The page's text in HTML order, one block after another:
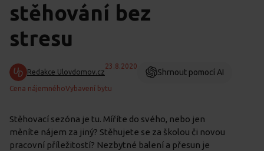
stěhování bez
stresu
Redakce Ulovdomov.cz
23.8.2020
Shrnout pomocí AI
Cena nájemnéhoVybavení bytu
Stěhovací sezóna je tu. Míříte do svého, nebo jen
měníte nájem za jiný? Stěhujete se za školou či novou
pracovní příležitostí? Nezbytné balení a přesun je